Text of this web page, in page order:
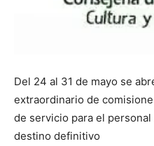
Del 24 al 31 de mayo se
extraordinario de
de servicio para el
destino definitivo